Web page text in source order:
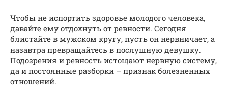
Чтобы не испортить здоровье молодого человека,
давайте ему отдохнуть от ревности. Сегодня
блистайте в мужском кругу, пусть он нервничает, а
назавтра превращайтесь в послушную девушку.
Подозрения и ревность истощают нервную систему,
да и постоянные разборки – признак болезненных
отношений.